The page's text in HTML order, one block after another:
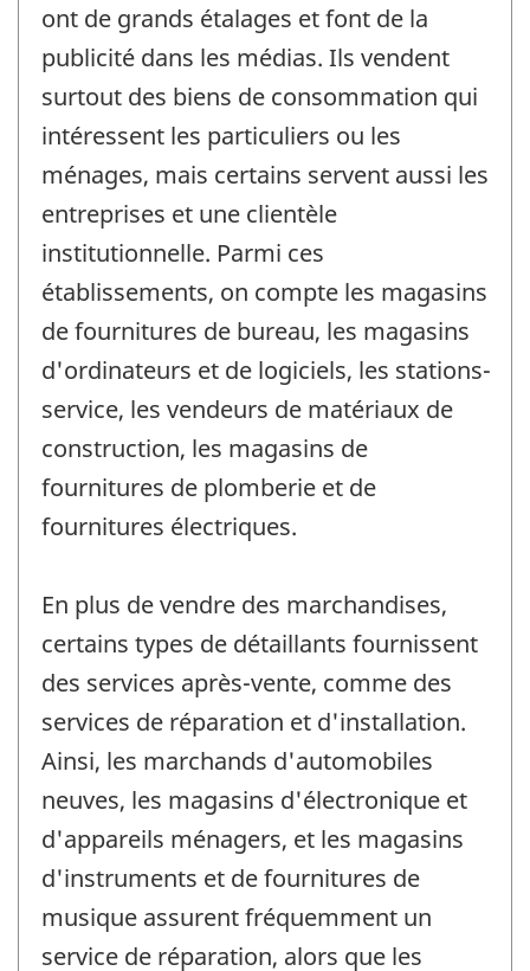
ont de grands étalages et font de la
publicité dans les médias. Ils vendent
surtout des biens de consommation qui
intéressent les particuliers ou les
ménages, mais certains servent aussi les
entreprises et une clientèle
institutionnelle. Parmi ces
établissements, on compte les magasins
de fournitures de bureau, les magasins
d'ordinateurs et de logiciels, les stations-
service, les vendeurs de matériaux de
construction, les magasins de
fournitures de plomberie et de
fournitures électriques.
En plus de vendre des marchandises,
certains types de détaillants fournissent
des services après-vente, comme des
services de réparation et d'installation.
Ainsi, les marchands d'automobiles
neuves, les magasins d'électronique et
d'appareils ménagers, et les magasins
d'instruments et de fournitures de
musique assurent fréquemment un
service de réparation, alors que les